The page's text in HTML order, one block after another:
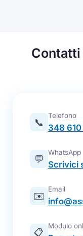
📞
Telefono
348
💬
WhatsApp
Scrivici
✉️
Email
📋
Modulo